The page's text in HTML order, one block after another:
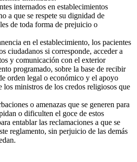
internados en establecimientos
a que se respete su dignidad de
de toda forma de prejuicio o
en el establecimiento, los pacientes
ciudadanos si corresponde, acceder a
y comunicación con el exterior
programado, sobre la base de recibir
orden legal o económico y el apoyo
los ministros de los credos religiosos que
o amenazas que se generen para
o dificulten el goce de estos
entablar las reclamaciones a que se
reglamento, sin perjuicio de las demás